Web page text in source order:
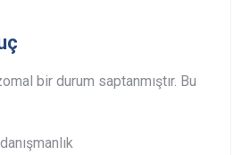
bir durum saptanmıştır. Bu